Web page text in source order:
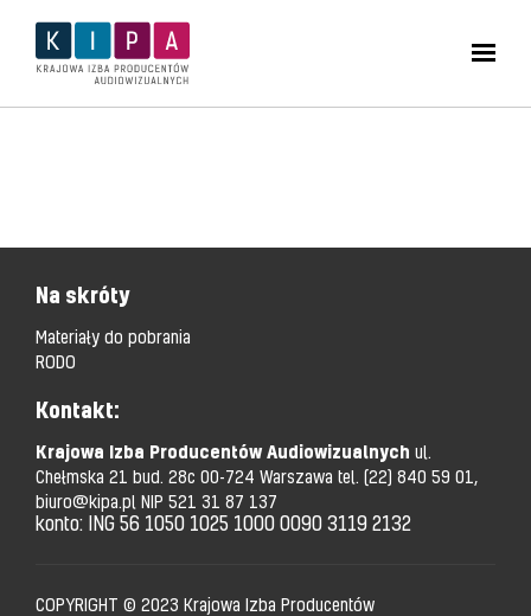
Na skróty
Materiały do pobrania
RODO
Kontakt:
Krajowa Izba Producentów Audiowizualnych ul.
Chełmska 21 bud. 28c 00-724 Warszawa tel. (22) 840 59 01,
biuro@kipa.pl NIP 521 31 87 137
konto: ING 56 1050 1025 1000 0090 3119 2132
COPYRIGHT © 2023 Krajowa Izba Producentów